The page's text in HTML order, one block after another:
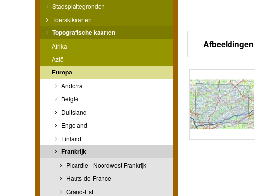
Stadsplattegronden
Toerskikaarten
Topografische kaarten
Afrika
Azië
Europa
Andorra
België
Duitsland
Engeland
Finland
Frankrijk
Picardie - Noordwest Frankrijk
Hauts-de-France
Grand-Est
Afbeeldingen